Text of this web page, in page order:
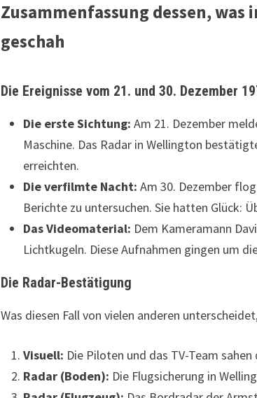
Zusammenfassung dessen,
geschah
Die Ereignisse vom 21. und 30. Dezember
Die erste Sichtung: Am 21. Dezember
Maschine. Das Radar in Wellington
erreichten.
Die verfilmte Nacht: Am 30. Dezember
Berichte zu untersuchen. Sie hatten Glück:
Das Videomaterial: Dem Kameramann
Lichtkugeln. Diese Aufnahmen gingen um
Die Radar-Bestätigung
Was diesen Fall von vielen anderen
Visuell: Die Piloten und das TV-Team sahen
Radar (Boden): Die Flugsicherung in